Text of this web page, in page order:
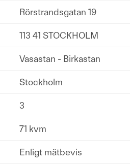
Rörstrandsgatan 19
113 41 STOCKHOLM
Vasastan - Birkastan
Stockholm
3
71 kvm
Enligt mätbevis